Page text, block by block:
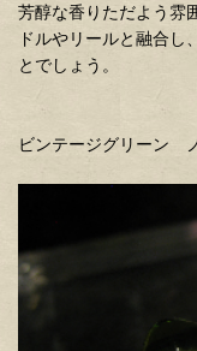
芳醇な香りただよう雰
ドルやリールと融合し
とでしょう。
ビンテージグリーン